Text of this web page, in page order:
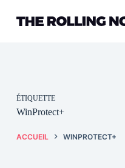
contenu
ÉTIQUETTE
WinProtect+
ACCUEIL WINPROTECT+